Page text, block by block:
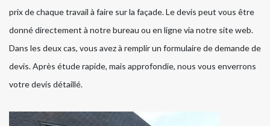
prix de chaque travail à faire sur la façade. Le devis peut vous être
donné directement à notre bureau ou en ligne via notre site web.
Dans les deux cas, vous avez à remplir un formulaire de demande de
devis. Après étude rapide, mais approfondie, nous vous enverrons
votre devis détaillé.